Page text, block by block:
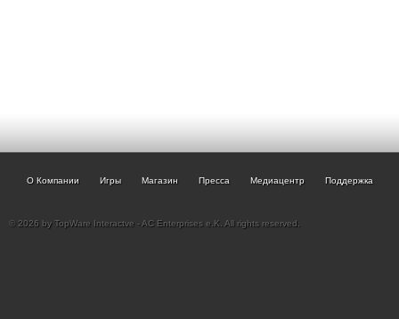
О Компании Игры Магазин Пресса Медиацентр Поддержка
© 2026 by TopWare Interactve - AC Enterprises e.K. All rights reserved.